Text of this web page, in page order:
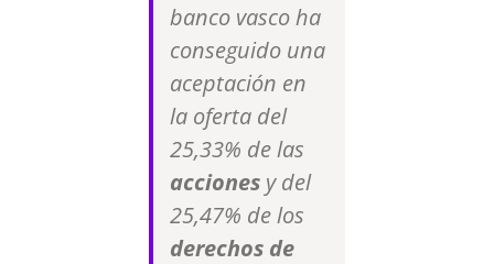
banco vasco ha
conseguido una
aceptación en
la oferta del
25,33% de las
acciones y del
25,47% de los
derechos de